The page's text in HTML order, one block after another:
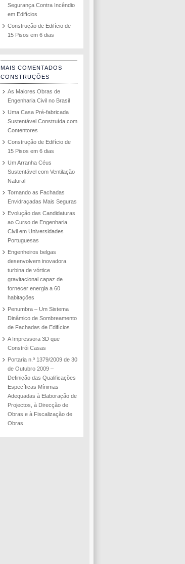
Segurança Contra Incêndio
em Edifícios
Construção de Edifício de
15 Pisos em 6 dias
MAIS COMENTADOS
CONSTRUÇÕES
As Maiores Obras de
Engenharia Civil no Brasil
Uma Casa Pré-fabricada
Sustentável Construída com
Contentores
Construção de Edifício de
15 Pisos em 6 dias
Um Arranha Céus
Sustentável com Ventilação
Natural
Tornando as Fachadas
Envidraçadas Mais Seguras
Evolução das Candidaturas
ao Curso de Engenharia
Civil em Universidades
Portuguesas
Engenheiros belgas
desenvolvem inovadora
turbina de vórtice
gravitacional capaz de
fornecer energia a 60
habitações
Penumbra – Um Sistema
Dinâmico de Sombreamento
de Fachadas de Edifícios
A Impressora 3D que
Constrói Casas
Portaria n.º 1379/2009 de 30
de Outubro 2009 –
Definição das Qualificações
Específicas Mínimas
Adequadas à Elaboração de
Projectos, à Direcção de
Obras e à Fiscalização de
Obras